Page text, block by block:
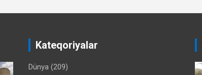
Kateqoriyalar
Dünya (209)